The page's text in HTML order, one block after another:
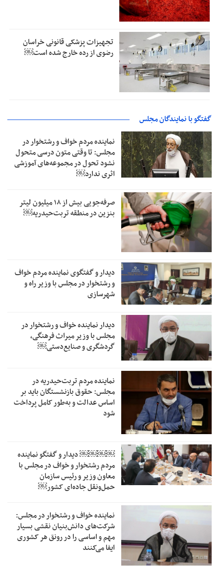
تجهیزات پزشکی قانونی خراسان
رضوی از رده خارج شده است￼
گفتگو با نمایندگان مجلس
نماینده مردم خواف و رشتخوار در
مجلس: تا وقتی متون درسی متحول
نشود تحول در مجموعه‌های آموزشی
اثری ندارد￼
صرفه‌جویی بیش از ۱۸ میلیون لیتر
بنزین در منطقه تربت‌حیدریه￼
دیدار و گفتگوی نماینده مردم خواف
و رشتخوار در مجلس با وزیر راه و
شهرسازی
دیدار نماینده خواف و رشتخوار در
مجلس با وزیر میراث فرهنگی،
گردشگری و صنایع‌دستی￼
نماینده مردم تربت‌حیدریه در
مجلس: حقوق بازنشستگان باید بر
اساس عدالت و به‌طور کامل پرداخت
شود
￼￼￼￼‏ دیدار و گفتگو نماینده
مردم رشتخوار و خواف در مجلس با
معاون وزیر و رئیس سازمان
حمل‌ونقل جاده‌ای کشور￼
نماینده خواف و رشتخوار در مجلس:
شرکت‌های دانش‌بنیان نقشی بسیار
مهم و اساسی را در رونق هر کشوری
ایفا می‌کنند